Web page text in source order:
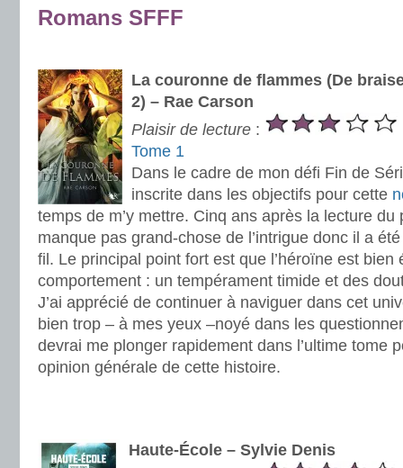
Romans SFFF
La couronne de flammes (De
2) – Rae Carson
Plaisir de lecture :
Tome 1
Dans le cadre de mon défi Fin de
inscrite dans les objectifs pour cette
temps de m’y mettre. Cinq ans après la lecture
manque pas grand-chose de l’intrigue donc il a
fil. Le principal point fort est que l’héroïne est bien
comportement : un tempérament timide et des
J’ai apprécié de continuer à naviguer dans cet
bien trop – à mes yeux –noyé dans les
devrai me plonger rapidement dans l’ultime tome
opinion générale de cette histoire.
Haute-École – Sylvie Denis